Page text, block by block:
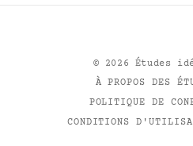
© 2026 Études
À PROPOS DES
POLITIQUE DE
CONDITIONS